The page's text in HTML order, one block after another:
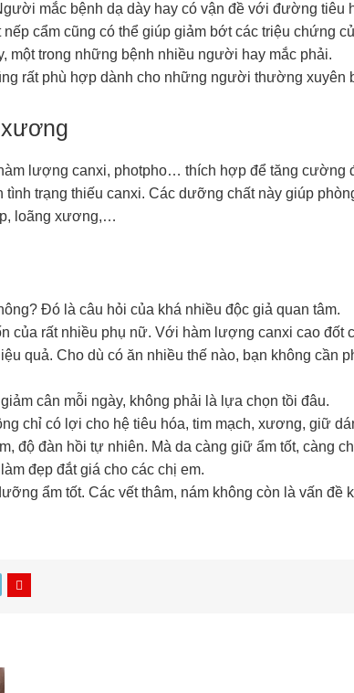
mắc bệnh dạ dày hay có vận đề với đường tiêu
nếp cẩm cũng có thể giúp giảm bớt các triệu chứng
một trong những bệnh nhiều người hay mắc phải.
rất phù hợp dành cho những người thường xuyên
lượng canxi, photpho… thích hợp để tăng cường
tình trạng thiếu canxi. Các dưỡng chất này giúp
loãng xương,…
Đó là câu hỏi của khá nhiều độc giả quan tâm.
của rất nhiều phụ nữ. Với hàm lượng canxi cao đốt
quả. Cho dù có ăn nhiều thế nào, bạn không cần
cân mỗi ngày, không phải là lựa chọn tồi đâu.
chỉ có lợi cho hệ tiêu hóa, tim mạch, xương, giữ
độ đàn hồi tự nhiên. Mà da càng giữ ẩm tốt, càng
đẹp đắt giá cho các chị em.
ẩm tốt. Các vết thâm, nám không còn là vấn đề